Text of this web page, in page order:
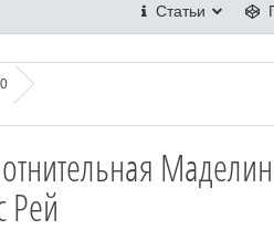
Статьи
Рей